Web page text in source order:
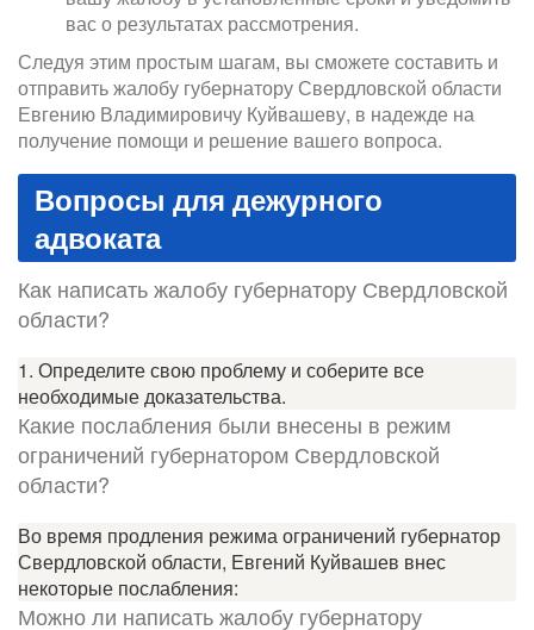
вас о результатах рассмотрения.
Следуя этим простым шагам, вы сможете составить и
отправить жалобу губернатору Свердловской области
Евгению Владимировичу Куйвашеву, в надежде на
получение помощи и решение вашего вопроса.
Вопросы для дежурного
адвоката
Как написать жалобу губернатору Свердловской
области?
1. Определите свою проблему и соберите все
необходимые доказательства.
Какие послабления были внесены в режим
ограничений губернатором Свердловской
области?
Во время продления режима ограничений губернатор
Свердловской области, Евгений Куйвашев внес
некоторые послабления:
Можно ли написать жалобу губернатору